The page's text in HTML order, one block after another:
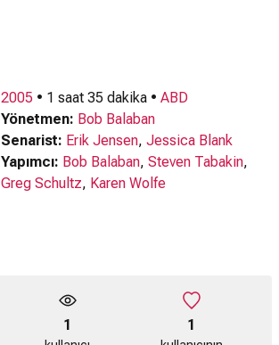
2005 • 1 saat 35 dakika • ABD
Yönetmen: Bob Balaban
Senarist: Erik Jensen, Jessica Blank
Yapımcı: Bob Balaban, Steven Tabakin,
Greg Schultz, Karen Wolfe
1 1